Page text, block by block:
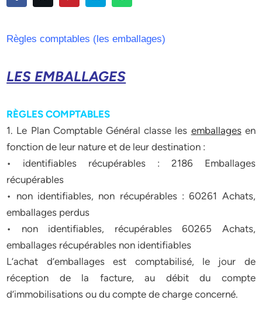
Règles comptables (les emballages)
LES EMBALLAGES
RÈGLES COMPTABLES
1. Le Plan Comptable Général classe les emballagesen
fonction de leur nature et de leur destination :
• identifiables récupérables : 2186 Emballages
récupérables
• non identifiables, non récupérables : 60261 Achats,
emballages perdus
• non identifiables, récupérables 60265 Achats,
emballages récupérables non identifiables
L’achat d’emballages est comptabilisé, le jour de
réception de la facture, au débit du compte
d’immobilisations ou du compte de charge concerné.